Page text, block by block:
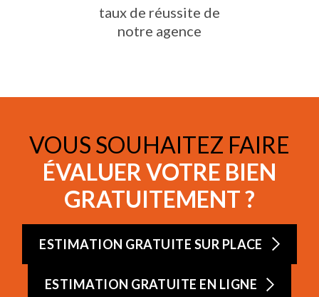
taux de réussite de
notre agence
VOUS SOUHAITEZ FAIRE
ÉVALUER VOTRE BIEN
GRATUITEMENT ?
ESTIMATION GRATUITE SUR PLACE
ESTIMATION GRATUITE EN LIGNE